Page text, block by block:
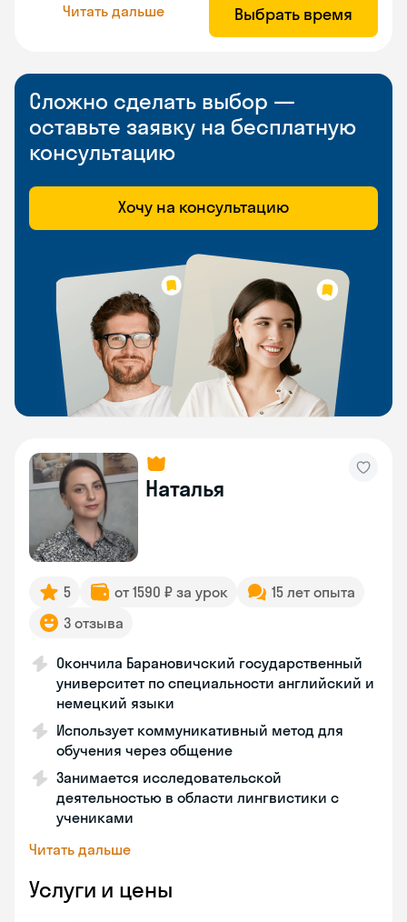
Читать дальше Выбрать время
Сложно сделать выбор —
оставьте заявку на бесплатную
консультацию
Хочу на консультацию
Наталья
5 от 1590 ₽ за урок
15 лет опыта
3 отзыва
Окончила Барановичский государственный
университет по специальности английский и
немецкий языки
Использует коммуникативный метод для
обучения через общение
Занимается исследовательской
деятельностью в области лингвистики с
учениками
Читать дальше
Услуги и цены